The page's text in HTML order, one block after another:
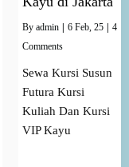
By admin 6 Feb, 25
4
Comments
Sewa Kursi Susun
Futura Kursi
Kuliah Dan Kursi
VIP Kayu